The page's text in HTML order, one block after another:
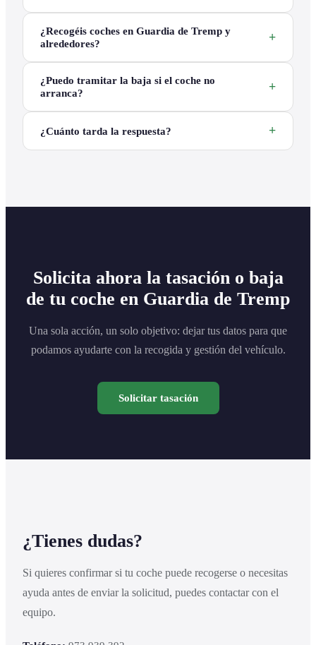
¿Recogéis coches en Guardia de Tremp y
alrededores?
¿Puedo tramitar la baja si el coche no
arranca?
¿Cuánto tarda la respuesta?
Solicita ahora la tasación o baja
de tu coche en Guardia de Tremp
Una sola acción, un solo objetivo: dejar tus datos para que
podamos ayudarte con la recogida y gestión del vehículo.
Solicitar tasación
¿Tienes dudas?
Si quieres confirmar si tu coche puede recogerse o necesitas
ayuda antes de enviar la solicitud, puedes contactar con el
equipo.